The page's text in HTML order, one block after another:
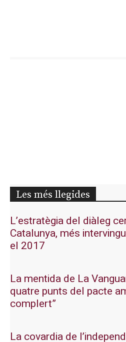
Les més llegides
L’estratègia del diàleg
Catalunya, més
el 2017
La mentida de La
quatre punts del pacte
complert”
La covardia de